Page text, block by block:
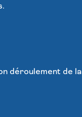
déroulement de la